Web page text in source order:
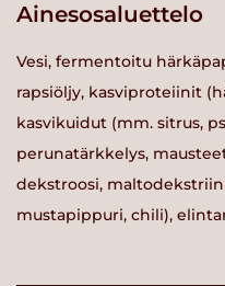
Ainesosaluettelo
Vesi, fermentoitu
rapsiöljy, kasviproteiinit
kasvikuidut (mm. sitrus,
perunatärkkelys,
dekstroosi,
mustapippuri, chili),